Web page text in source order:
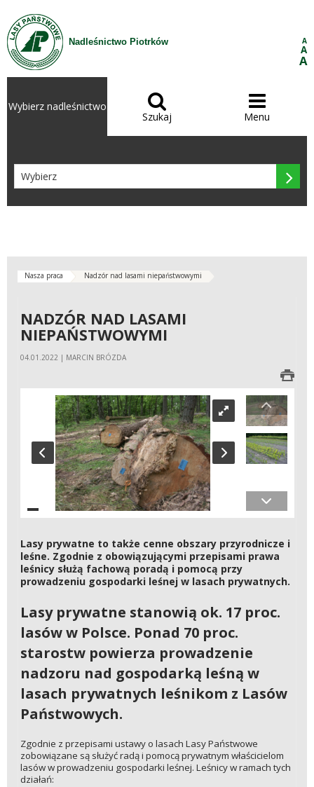
Przejdź do treści
Nadleśnictwo Piotrków A
A
A
Wybierz nadleśnictwo 
Szukaj

Menu

Nasza praca Nadzór nad lasami niepaństwowymi
NADZÓR NAD LASAMI
NIEPAŃSTWOWYMI
04.01.2022 | MARCIN BRÓZDA
Lasy prywatne to także cenne obszary przyrodnicze i
leśne. Zgodnie z obowiązującymi przepisami prawa
leśnicy służą fachową poradą i pomocą przy
prowadzeniu gospodarki leśnej w lasach prywatnych.
Lasy prywatne stanowią ok. 17 proc.
lasów w Polsce. Ponad 70 proc.
starostw powierza prowadzenie
nadzoru nad gospodarką leśną w
lasach prywatnych leśnikom z Lasów
Państwowych.
Zgodnie z przepisami ustawy o lasach Lasy Państwowe
zobowiązane są służyć radą i pomocą prywatnym właścicielom
lasów w prowadzeniu gospodarki leśnej. Leśnicy w ramach tych
działań: